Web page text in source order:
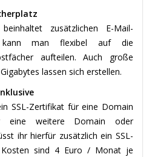
zusätzlichen E-Mail-
kann man flexibel auf die
aufteilen. Auch große
lassen sich erstellen.
SSL-Zertifikat für eine Domain
eine weitere Domain oder
ihr hierfür zusätzlich ein SSL-
sind 4 Euro / Monat je